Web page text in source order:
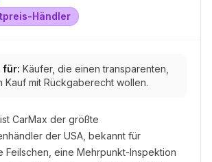
Händler
für: Käufer, die einen transparenten,
Kauf mit Rückgaberecht wollen.
CarMax der größte
der USA, bekannt für
Feilschen, eine Mehrpunkt-Inspektion